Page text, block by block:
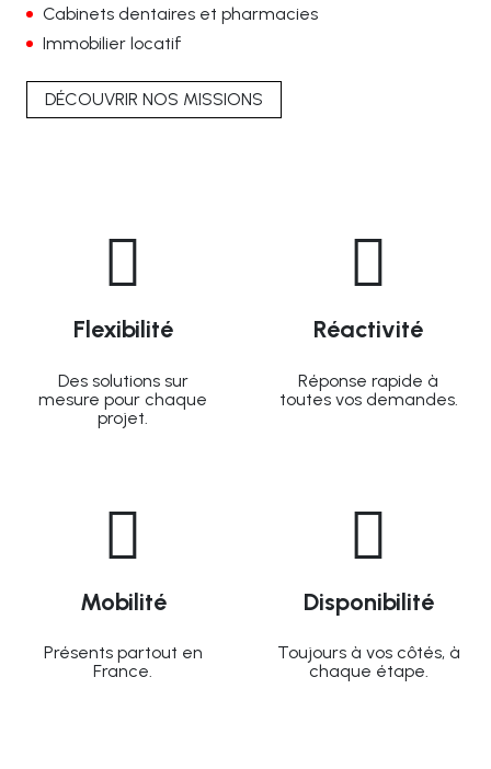
Cabinets dentaires et pharmacies
Immobilier locatif
DÉCOUVRIR NOS MISSIONS
Flexibilité
Des solutions sur
mesure pour chaque
projet.
Réactivité
Réponse rapide à
toutes vos demandes.
Mobilité
Présents partout en
France.
Disponibilité
Toujours à vos côtés, à
chaque étape.